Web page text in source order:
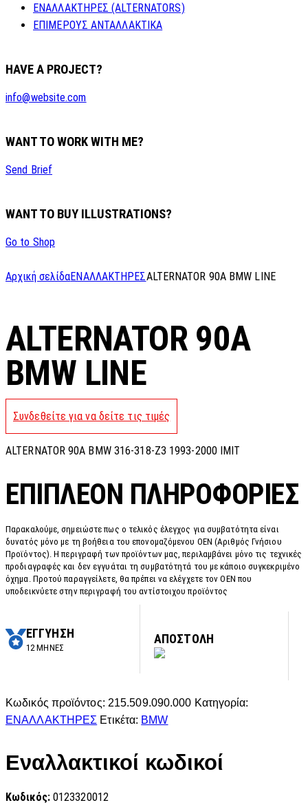
ΕΝΑΛΛΑΚΤΗΡΕΣ (ALTERNATORS)
ΕΠΙΜΕΡΟΥΣ ΑΝΤΑΛΛΑΚΤΙΚΑ
HAVE A PROJECT?
info@website.com
WANT TO WORK WITH ME?
Send Brief
WANT TO BUY ILLUSTRATIONS?
Go to Shop
Αρχική σελίδαΕΝΑΛΛΑΚΤΗΡΕΣALTERNATOR 90A BMW LINE
ALTERNATOR 90A
BMW LINE
Συνδεθείτε για να δείτε τις τιμές
ALTERNATOR 90A BMW 316-318-Z3 1993-2000 IMIT
ΕΠΙΠΛΈΟΝ ΠΛΗΡΟΦΟΡΊΕΣ
Παρακαλούμε, σημειώστε πως ο τελικός έλεγχος για συμβατότητα είναι
δυνατός μόνο με τη βοήθεια του επονομαζόμενου OEN (Αριθμός Γνήσιου
Προϊόντος). Η περιγραφή των προϊόντων μας, περιλαμβάνει μόνο τις τεχνικές
προδιαγραφές και δεν εγγυάται τη συμβατότητά του με κάποιο συγκεκριμένο
όχημα. Προτού παραγγείλετε, θα πρέπει να ελέγχετε τον OEN που
υποδεικνύετε στην περιγραφή του αντίστοιχου προϊόντος
ΕΓΓΥΗΣΗ
12 ΜΗΝΕΣ
ΑΠΟΣΤΟΛΗ
Κωδικός προϊόντος: 215.509.090.000 Κατηγορία:
ΕΝΑΛΛΑΚΤΗΡΕΣ Ετικέτα: BMW
Εναλλακτικοί κωδικοί
Κωδικός: 0123320012